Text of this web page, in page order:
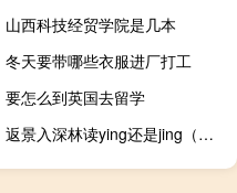
山西科技经贸学院是几本
冬天要带哪些衣服进厂打工
要怎么到英国去留学
返景入深林读ying还是jing（靓什么时候读jing）